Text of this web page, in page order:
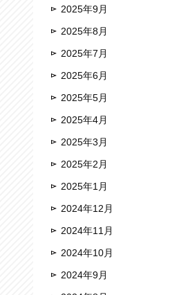
2025年9月
2025年8月
2025年7月
2025年6月
2025年5月
2025年4月
2025年3月
2025年2月
2025年1月
2024年12月
2024年11月
2024年10月
2024年9月